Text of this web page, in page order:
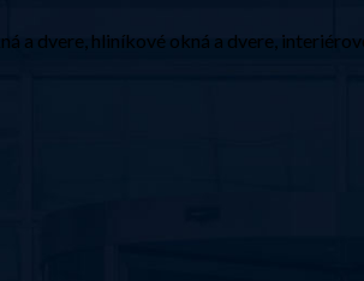
dvere, hliníkové okná a dvere,